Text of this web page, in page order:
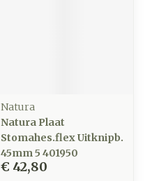
Natura
Natura Plaat
Stomahes.flex Uitknipb.
45mm 5 401950
€ 42,80